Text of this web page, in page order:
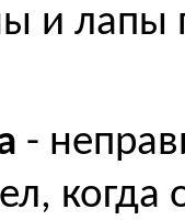
и лапы
-
когда